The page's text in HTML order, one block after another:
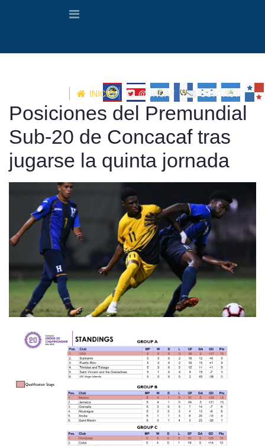
INICIO @UNCAF CONTACTO
Posiciones del Premundial
Sub-20 de Concacaf tras
jugarse la quinta jornada